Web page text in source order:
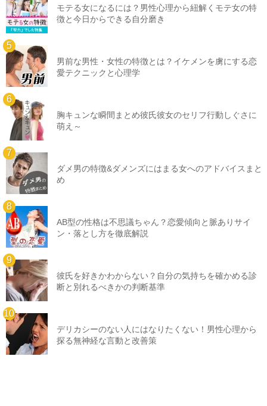
モテる女になるには？男性心理から紐解くモテ女の特
徴と今日からできる自分磨き
男前な男性・女性の特徴とは？イケメンを虜にする恋
愛テクニックと心理学
胸キュンな瞬間まとめ彼氏彼女のセリフ行動しぐさに
萌え～
ダメ男の特徴&ダメンズにはまる女へのアドバイスまと
め
AB型の性格は不思議ちゃん？恋愛傾向と脈ありサイ
ン・落とし方を徹底解説
彼氏を好きかわからない？自分の気持ちを確かめる診
断と別れるべきかの判断基準
デリカシーのない人にはなりたくない！男性心理から
探る無神経な言動と改善策